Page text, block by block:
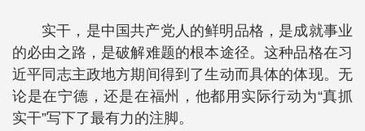
实干，是中国共产党人的鲜明品格，是成就事业
的必由之路，是破解难题的根本途径。这种品格在习
近平同志主政地方期间得到了生动而具体的体现。无
论是在宁德，还是在福州，他都用实际行动为“真抓
实干”写下了最有力的注脚。